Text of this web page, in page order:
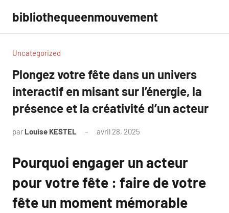
contenu
bibliothequeenmouvement
Uncategorized
Plongez votre fête dans un univers
interactif en misant sur l’énergie, la
présence et la créativité d’un acteur
par Louise KESTEL avril 28, 2025
Pourquoi engager un acteur
pour votre fête : faire de votre
fête un moment mémorable